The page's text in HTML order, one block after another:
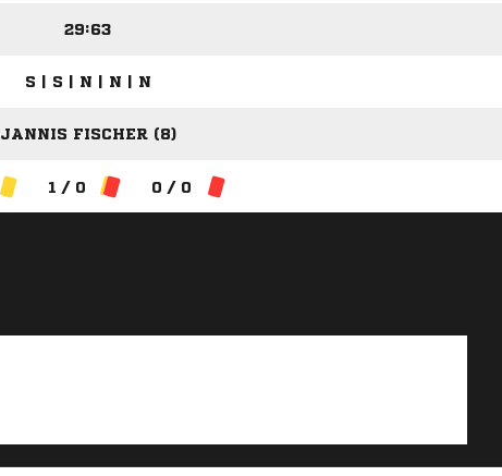
29:63
S | S | N | N | N
JANNIS FISCHER (8)
1 / 0 0 / 0